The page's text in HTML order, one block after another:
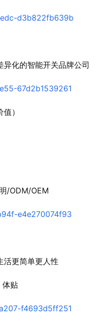
化的智能开关品牌公司
）
/ODM/OEM
活更简单更人性
体贴